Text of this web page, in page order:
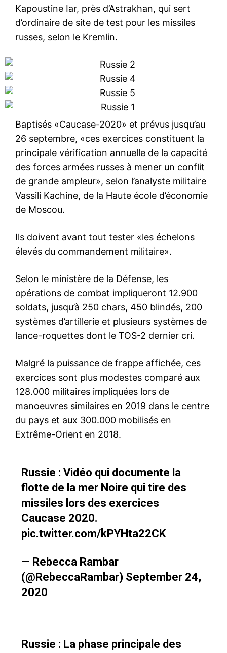
Kapoustine Iar, près d’Astrakhan, qui sert
d’ordinaire de site de test pour les missiles
russes, selon le Kremlin.
Baptisés «Caucase-2020» et prévus jusqu’au
26 septembre, «ces exercices constituent la
principale vérification annuelle de la capacité
des forces armées russes à mener un conflit
de grande ampleur», selon l’analyste militaire
Vassili Kachine, de la Haute école d’économie
de Moscou.
Ils doivent avant tout tester «les échelons
élevés du commandement militaire».
Selon le ministère de la Défense, les
opérations de combat impliqueront 12.900
soldats, jusqu’à 250 chars, 450 blindés, 200
systèmes d’artillerie et plusieurs systèmes de
lance-roquettes dont le TOS-2 dernier cri.
Malgré la puissance de frappe affichée, ces
exercices sont plus modestes comparé aux
128.000 militaires impliquées lors de
manoeuvres similaires en 2019 dans le centre
du pays et aux 300.000 mobilisés en
Extrême-Orient en 2018.
Russie : Vidéo qui documente la
flotte de la mer Noire qui tire des
missiles lors des exercices
Caucase 2020.
pic.twitter.com/kPYHta22CK
— Rebecca Rambar
(@RebeccaRambar) September 24,
2020
Russie : La phase principale des